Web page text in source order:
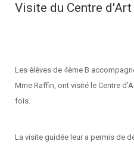
Visite du Centre d'Art
Les élèves de 4ème B
Mme Raffin, ont visité le Centre
fois.
La visite guidée leur a permis de